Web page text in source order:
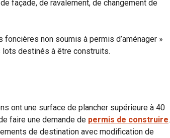
façade, de ravalement, de changement de
non soumis à permis d’aménager »
lots destinés à être construits.
ont une surface de plancher supérieure à 40
faire une demande de permis de construire.
de destination avec modification de